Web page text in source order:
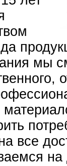
мы
все
на